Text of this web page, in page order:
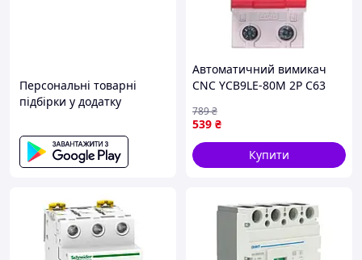
Персональні товарні
підбірки у додатку
Автоматичний вимикач
CNC YCB9LE-80M 2P C63
539 ₴
789₴
Купити